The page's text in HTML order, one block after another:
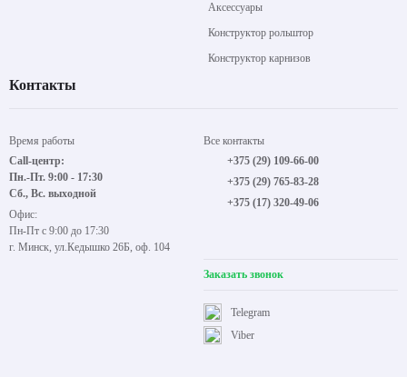
Аксессуары
Конструктор рольштор
Конструктор карнизов
Контакты
Время работы
Call-центр:
Пн.-Пт. 9:00 - 17:30
Сб., Вс. выходной
Офис:
Пн-Пт с 9:00 до 17:30
г. Минск, ул.Кедышко 26Б, оф. 104
Все контакты
+375 (29) 109-66-00
+375 (29) 765-83-28
+375 (17) 320-49-06
Заказать звонок
Viber
Telegram